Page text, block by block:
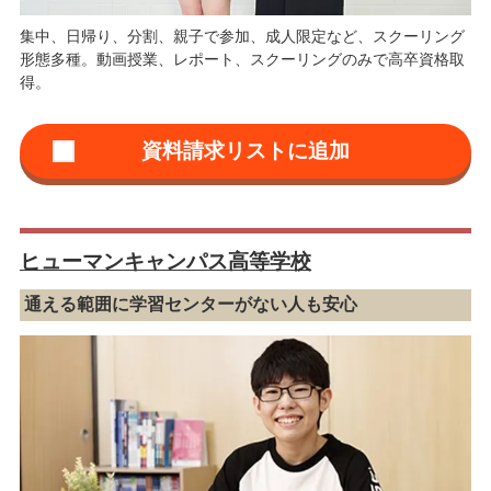
集中、日帰り、分割、親子で参加、成人限定など、スクーリング
形態多種。動画授業、レポート、スクーリングのみで高卒資格取
得。
ヒューマンキャンパス高等学校
通える範囲に学習センターがない人も安心